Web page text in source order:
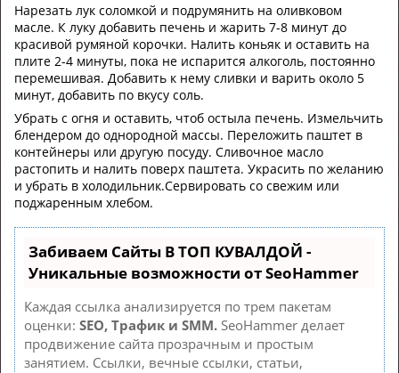
Нарезать лук соломкой и подрумянить на оливковом
масле. К луку добавить печень и жарить 7-8 минут до
красивой румяной корочки. Налить коньяк и оставить на
плите 2-4 минуты, пока не испарится алкоголь, постоянно
перемешивая. Добавить к нему сливки и варить около 5
минут, добавить по вкусу соль.
Убрать с огня и оставить, чтоб остыла печень. Измельчить
блендером до однородной массы. Переложить паштет в
контейнеры или другую посуду. Сливочное масло
растопить и налить поверх паштета. Украсить по желанию
и убрать в холодильник.Сервировать со свежим или
поджаренным хлебом.
Забиваем Сайты В ТОП КУВАЛДОЙ -
Уникальные возможности от SeoHammer
Каждая ссылка анализируется по трем пакетам
оценки: SEO, Трафик и SMM. SeoHammer делает
продвижение сайта прозрачным и простым
занятием. Ссылки, вечные ссылки, статьи,